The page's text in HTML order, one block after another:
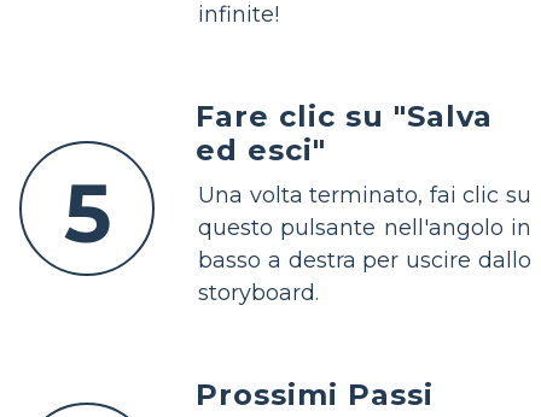
infinite!
5
Fare clic su "Salva
ed esci"
Una volta terminato, fai clic su
questo pulsante nell'angolo in
basso a destra per uscire dallo
storyboard.
Prossimi Passi